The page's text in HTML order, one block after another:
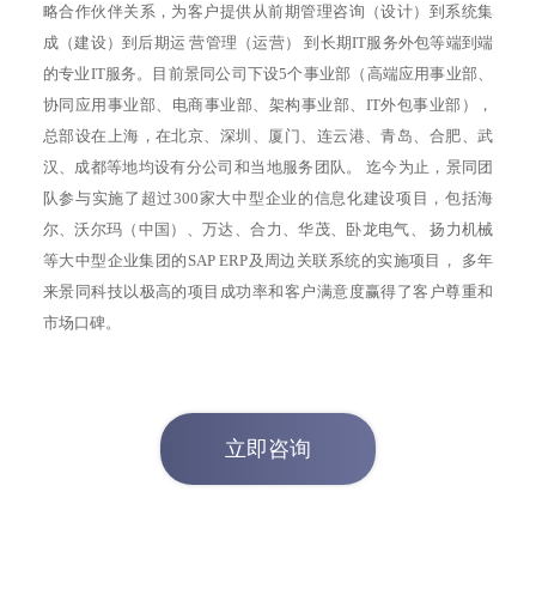
略合作伙伴关系，为客户提供从前期管理咨询（设计）到系统集
成（建设）到后期运 营管理（运营） 到长期IT服务外包等端到端
的专业IT服务。目前景同公司下设5个事业部（高端应用事业部、
协同应用事业部、电商事业部、架构事业部、IT外包事业部），
总部设在上海，在北京、深圳、厦门、连云港、青岛、合肥、武
汉、成都等地均设有分公司和当地服务团队。 迄今为止，景同团
队参与实施了超过300家大中型企业的信息化建设项目，包括海
尔、沃尔玛（中国）、万达、合力、华茂、卧龙电气、 扬力机械
等大中型企业集团的SAP ERP及周边关联系统的实施项目， 多年
来景同科技以极高的项目成功率和客户满意度赢得了客户尊重和
立即咨询